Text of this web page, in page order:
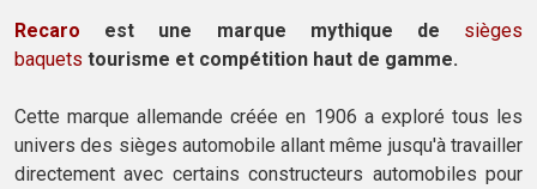
Recaro est une marque mythique de
sièges
baquets tourisme et compétition haut de gamme.
Cette marque allemande créée en 1906 a exploré tous les
univers des sièges automobile allant même jusqu'à travailler
directement avec certains constructeurs automobiles pour